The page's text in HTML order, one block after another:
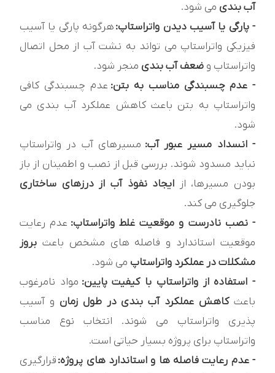
آب بندی می شود.
- پارگی یا آسیب دیدن واتراستاپ:هرگونه پارگی یا آسیب
فیزیکی واتراستاپ می تواند به نشت آب از محل اتصال
واتراستاپ و ضعف آب بندی منجر شود.
- عدم چسبندگی مناسب به بتن: عدم چسبندگی کافی
واتراستاپ به بتن باعث کاهش عملکرد آب بندی می
شود.
- انسداد مسیر عبور آب: مسیرهای آب در واتراستاپ
نباید مسدود شوند. بررسی قبل از نصب و اطمینان از باز
بودن مسیرها، از ایجاد نفوذ آب از درزهای ساختاری
جلوگیری می کند.
- نصب نادرست و موقعیت غلط واتراستاپ: عدم رعایت
موقعیت استاندارد و فاصله های مشخص باعث بروز
مشکلات در عملکرد واتراستاپ می شود.
- استفاده از واتراستاپ با کیفیت پایین: مواد نامرغوب
باعثکاهش عملکرد آب بندی در طول زمان و آسیب
پذیری واتراستاپ می شوند. انتخاب نوع مناسب
واتراستاپ برای پروژه بسیار حیاتی است.
- عدم رعایت فاصله ها و استاندارد های پروژه:قرارگیری